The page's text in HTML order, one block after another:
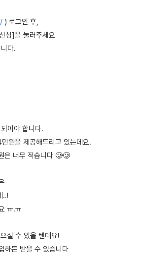
) 로그인 후,
청]을 눌러주세요
다.
어야 합니다.
원을 제공해드리고 있는데요.
은 너무 적습니다 🥲🥲
..!
ㅠ.ㅠ
실 수 있을 텐데요!
하든 받을 수 있습니다